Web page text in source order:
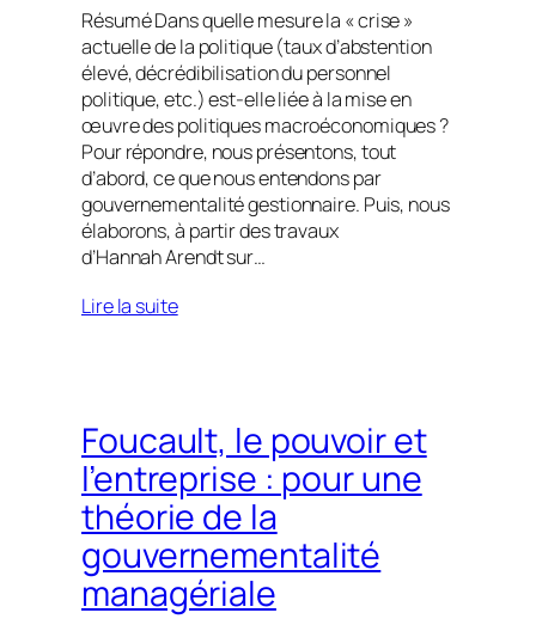
Résumé Dans quelle mesure la « crise »
actuelle de la politique (taux d’abstention
élevé, décrédibilisation du personnel
politique, etc.) est-elle liée à la mise en
œuvre des politiques macroéconomiques ?
Pour répondre, nous présentons, tout
d’abord, ce que nous entendons par
gouvernementalité gestionnaire. Puis, nous
élaborons, à partir des travaux
d’Hannah Arendt sur…
Lire la suite
Foucault, le pouvoir et
l’entreprise : pour une
théorie de la
gouvernementalité
managériale